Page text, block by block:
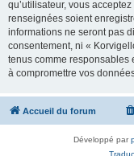
qu’utilisateur, vous
renseignées soient
informations ne seront pas
consentement, ni «
tenus comme responsables
à compromettre vos
Accueil du forum
Développé par